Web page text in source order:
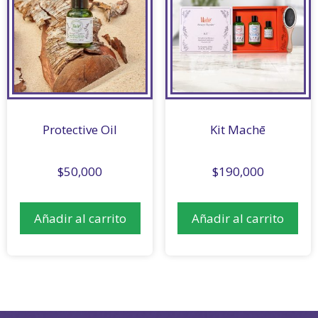
Protective Oil
$50,000
Añadir al carrito
Kit Machē
$190,000
Añadir al carrito